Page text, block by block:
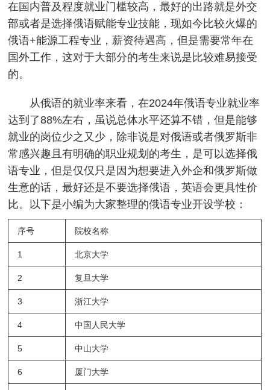
在国内普及程度就业门槛较高，最好的出路就是外交
部或者是选择俄语赋能专业技能，现如今比较火爆的
俄语+能源工程专业，薪资待遇高，但是需要常年在
国外工作，这对于大部分的考生来说是比较难易接受
的。
从俄语的就业率来看，在2024年俄语专业就业率
达到了88%左右，虽说总体水平还算不错，但是能够
就业的岗位少之又少，除非说是对俄语或者俄罗斯非
常感兴趣且有明确的职业规划的考生，是可以选择俄
语专业，但是仅仅只是因为想要进入外企和俄罗斯做
生意的话，最好还是不要选择俄语，英语会更具性价
比。以下是小编为大家整理的俄语专业开设学校：
序号 院校名称
1 北京大学
2 复旦大学
3 浙江大学
4 中国人民大学
5 中山大学
6 厦门大学